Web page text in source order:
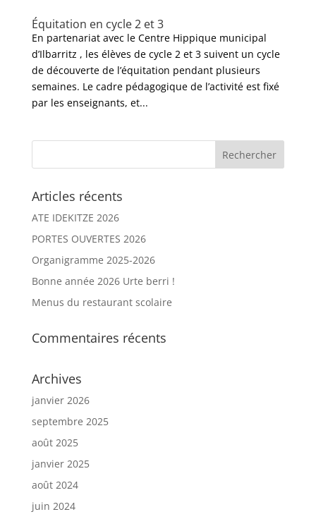
Équitation en cycle 2 et 3
En partenariat avec le Centre Hippique municipal
d’Ilbarritz , les élèves de cycle 2 et 3 suivent un cycle
de découverte de l’équitation pendant plusieurs
semaines. Le cadre pédagogique de l’activité est fixé
par les enseignants, et...
Articles récents
ATE IDEKITZE 2026
PORTES OUVERTES 2026
Organigramme 2025-2026
Bonne année 2026 Urte berri !
Menus du restaurant scolaire
Commentaires récents
Archives
janvier 2026
septembre 2025
août 2025
janvier 2025
août 2024
juin 2024